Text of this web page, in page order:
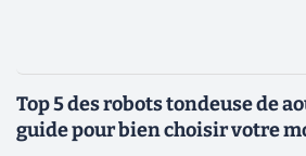
Top 5 des robots tondeuse de
guide pour bien choisir votre